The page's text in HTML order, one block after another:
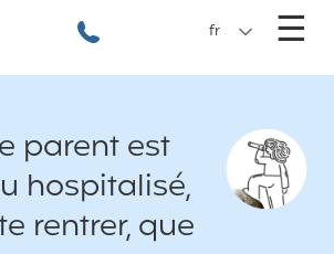
Voyages
+33 1 74 85 50 50
fr ☰
parent est
hospitalisé,
rentrer, que